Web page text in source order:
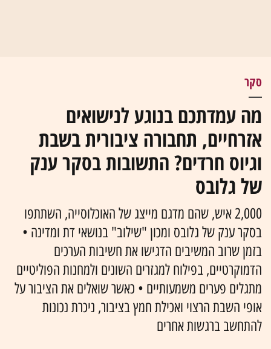
סקר
מה עמדתכם בנוגע לנישואים
אזרחיים, תחבורה ציבורית בשבת
וגיוס חרדים? התשובות בסקר ענק
של גלובס
2,000 איש, שהם מדגם מייצג של האוכלוסייה, השתתפו
בסקר ענק של גלובס ומכון "שילוב" בנושאי דת ומדינה •
בזמן שרוב המשיבים הדגישו את חשיבות הערכים
הדמוקרטיים, בפילוח למגזרים השונים ולמחנות הפוליטיים
מתגלים פערים משמעותיים • כאשר שואלים את הציבור על
אופי השבת הרצוי ואכילת חמץ בציבור, ניכרת נכונות
להתחשב ברגשות אחרים